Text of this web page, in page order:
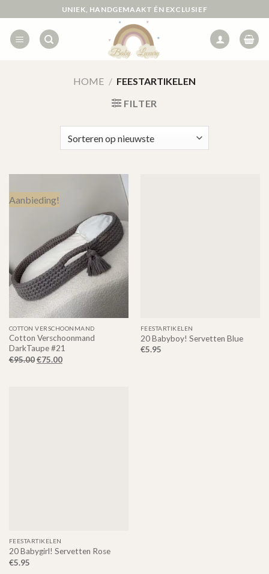
naar
inhoud
UNIEK, HANDGEMAAKT ÉN EXCLUSIEF
HOME / FEESTARTIKELEN
FILTER
Aanbieding!
COTTON VERSCHOONMAND
Cotton Verschoonmand
DarkTaupe #21
€95.00 Oorspronkelijke
prijs
€75.00Huidige
prijs
FEESTARTIKELEN
20 Babyboy! Servetten Blue
€5.95
FEESTARTIKELEN
20 Babygirl! Servetten Rose
€5.95